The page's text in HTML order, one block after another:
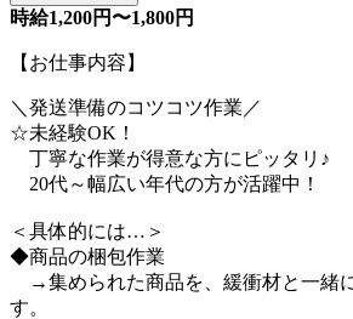
時給1,200円〜1,800円
【お仕事内容】
＼発送準備のコツコツ作業／
☆未経験OK！
丁寧な作業が得意な方にピッタリ♪
20代～幅広い年代の方が活躍中！
＜具体的には…＞
◆商品の梱包作業
→集められた商品を、緩衝材と一緒
す。